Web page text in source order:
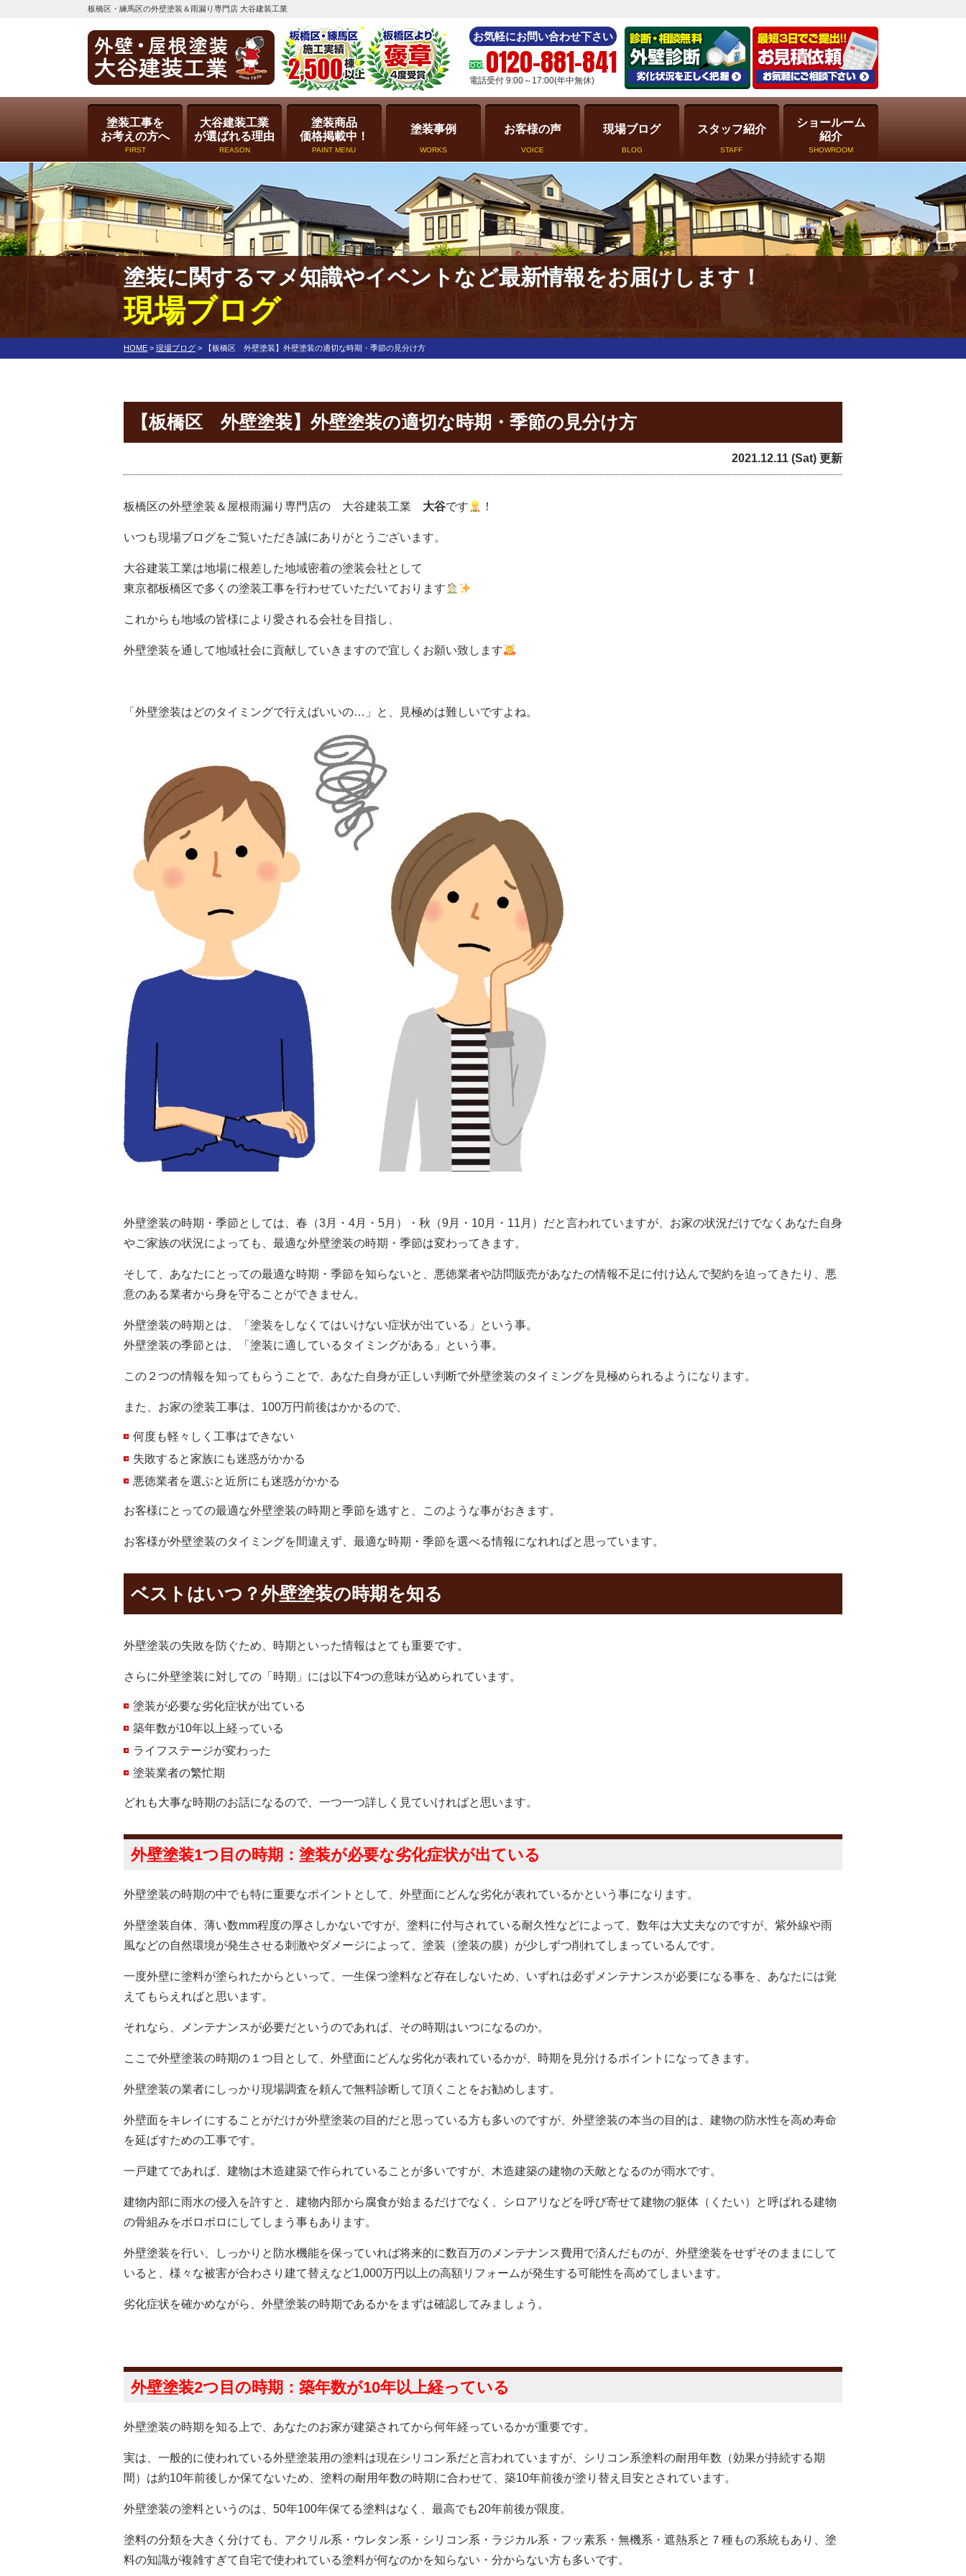
板橋区・練馬区の外壁塗装＆雨漏り専門店 大谷建装工業
お気軽にお問い合わせ下さい
0120-881-841
電話受付 9:00～17:00(年中無休)
塗装工事を
お考えの方へ
FIRST
大谷建装工業
が選ばれる理由
REASON
塗装商品
価格掲載中！
PAINT MENU
塗装事例
WORKS
お客様の声
VOICE
現場ブログ
BLOG
スタッフ紹介
STAFF
ショールーム
紹介
SHOWROOM
塗装に関するマメ知識やイベントなど最新情報をお届けします！
現場ブログ
HOME > 現場ブログ > 【板橋区 外壁塗装】外壁塗装の適切な時期・季節の見分け方
【板橋区 外壁塗装】外壁塗装の適切な時期・季節の見分け方
2021.12.11 (Sat) 更新
板橋区の外壁塗装＆屋根雨漏り専門店の 大谷建装工業 大谷です ！
いつも現場ブログをご覧いただき誠にありがとうございます。
大谷建装工業は地場に根差した地域密着の塗装会社として
東京都板橋区で多くの塗装工事を行わせていただいております
これからも地域の皆様により愛される会社を目指し、
外壁塗装を通して地域社会に貢献していきますので宜しくお願い致します
「外壁塗装はどのタイミングで行えばいいの…」と、見極めは難しいですよね。
外壁塗装の時期・季節としては、 春（3月・4月・5月）・秋（9月・10月・11月） だと言われていますが、お家の状況だけでなくあなた自身
やご家族の状況によっても、最適な外壁塗装の時期・季節は変わってきます。
そして、あなたにとっての最適な時期・季節を知らないと、悪徳業者や訪問販売があなたの情報不足に付け込んで契約を迫ってきたり、悪
意のある業者から身を守ることができません。
外壁塗装の時期とは、 「塗装をしなくてはいけない症状が出ている」
という事。
外壁塗装の季節とは、
「塗装に適しているタイミングがある」 という事。
この２つの情報を知ってもらうことで、あなた自身が正しい判断で外壁塗装のタイミングを見極められるようになります。
また、お家の塗装工事は、100万円前後はかかるので、
何度も軽々しく工事はできない
失敗すると家族にも迷惑がかかる
悪徳業者を選ぶと近所にも迷惑がかかる
お客様にとっての最適な外壁塗装の時期と季節を逃すと、このような事がおきます。
お客様が外壁塗装のタイミングを間違えず、最適な時期・季節を選べる情報になれればと思っています。
ベストはいつ？外壁塗装の時期を知る
外壁塗装の失敗を防ぐため、 時期 といった情報はとても重要です。
さらに外壁塗装に対しての「時期」には以下4つの意味が込められています。
塗装が必要な劣化症状が出ている
築年数が10年以上経っている
ライフステージが変わった
塗装業者の繁忙期
どれも大事な時期のお話になるので、一つ一つ詳しく見ていければと思います。
外壁塗装1つ目の時期： 塗装が必要な劣化症状が出ている
外壁塗装の時期の中でも特に重要なポイントとして、外壁面にどんな劣化が表れているかという事になります。
外壁塗装自体、薄い数mm程度の厚さしかないですが、塗料に付与されている耐久性などによって、数年は大丈夫なのですが、紫外線や雨
風などの自然環境が発生させる刺激やダメージによって、 塗装（塗装の膜）が少しずつ削れてしまっているんです。
一度外壁に塗料が塗られたからといって、 一生保つ塗料など存在しないため、いずれは必ずメンテナンスが必要になる事を、あなたには覚
えてもらえればと思います。
それなら、メンテナンスが必要だというのであれば、その時期はいつになるのか。
ここで外壁塗装の時期の１つ目として、外壁面にどんな劣化が表れているかが、時期を見分けるポイントになってきます。
外壁塗装の業者にしっかり現場調査を頼んで無料診断して頂くことをお勧めします。
外壁面をキレイにすることがだけが外壁塗装の目的だと思っている方も多いのですが、外壁塗装の本当の目的は、建物の防水性を高め寿命
を延ばすための工事です。
一戸建てであれば、建物は木造建築で作られていることが多いですが、木造建築の建物の天敵となるのが雨水です。
建物内部に雨水の侵入を許すと、建物内部から腐食が始まるだけでなく、シロアリなどを呼び寄せて建物の躯体（くたい）と呼ばれる建物
の骨組みをボロボロにしてしまう事もあります。
外壁塗装を行い、しっかりと防水機能を保っていれば将来的に数百万のメンテナンス費用で済んだものが、外壁塗装をせずそのままにして
いると、様々な被害が合わさり建て替えなど1,000万円以上の高額リフォームが発生する可能性を高めてしまいます。
劣化症状を確かめながら、外壁塗装の時期であるかをまずは確認してみましょう。
外壁塗装2つ目の時期： 築年数が10年以上経っている
外壁塗装の時期を知る上で、あなたのお家が建築されてから何年経っているかが重要です。
実は、一般的に使われている外壁塗装用の塗料は現在シリコン系だと言われていますが、シリコン系塗料の耐用年数（効果が持続する期
間）は約10年前後 しか保てないため、塗料の耐用年数の時期に合わせて、築10年前後が塗り替え目安とされています。
外壁塗装の塗料というのは、50年100年保てる塗料はなく、最高でも20年前後が限度。
塗料の分類を大きく分けても、アクリル系・ウレタン系・シリコン系・ラジカル系・フッ素系・無機系・遮熱系と７種もの系統もあり、塗
料の知識が複雑すぎて自宅で使われている塗料が何なのかを知らない・分からない方も多いです。